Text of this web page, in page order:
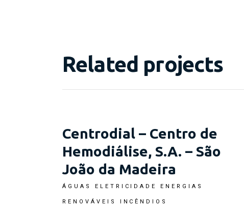
Related projects
Centrodial – Centro de
Hemodiálise, S.A. – São
João da Madeira
ÁGUAS ELETRICIDADE ENERGIAS
RENOVÁVEIS INCÊNDIOS